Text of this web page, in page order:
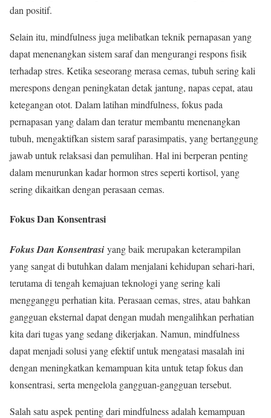
dan positif.
Selain itu, mindfulness juga melibatkan teknik pernapasan yang
dapat menenangkan sistem saraf dan mengurangi respons fisik
terhadap stres. Ketika seseorang merasa cemas, tubuh sering kali
merespons dengan peningkatan detak jantung, napas cepat, atau
ketegangan otot. Dalam latihan mindfulness, fokus pada
pernapasan yang dalam dan teratur membantu menenangkan
tubuh, mengaktifkan sistem saraf parasimpatis, yang bertanggung
jawab untuk relaksasi dan pemulihan. Hal ini berperan penting
dalam menurunkan kadar hormon stres seperti kortisol, yang
sering dikaitkan dengan perasaan cemas.
Fokus Dan Konsentrasi
Fokus Dan Konsentrasi yang baik merupakan keterampilan
yang sangat di butuhkan dalam menjalani kehidupan sehari-hari,
terutama di tengah kemajuan teknologi yang sering kali
mengganggu perhatian kita. Perasaan cemas, stres, atau bahkan
gangguan eksternal dapat dengan mudah mengalihkan perhatian
kita dari tugas yang sedang dikerjakan. Namun, mindfulness
dapat menjadi solusi yang efektif untuk mengatasi masalah ini
dengan meningkatkan kemampuan kita untuk tetap fokus dan
konsentrasi, serta mengelola gangguan-gangguan tersebut.
Salah satu aspek penting dari mindfulness adalah kemampuan